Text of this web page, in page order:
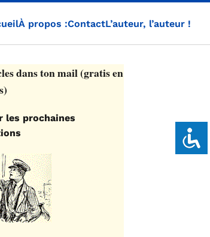
À propos :ContactL’auteur, l’auteur !
dans ton mail (gratis en
les prochaines